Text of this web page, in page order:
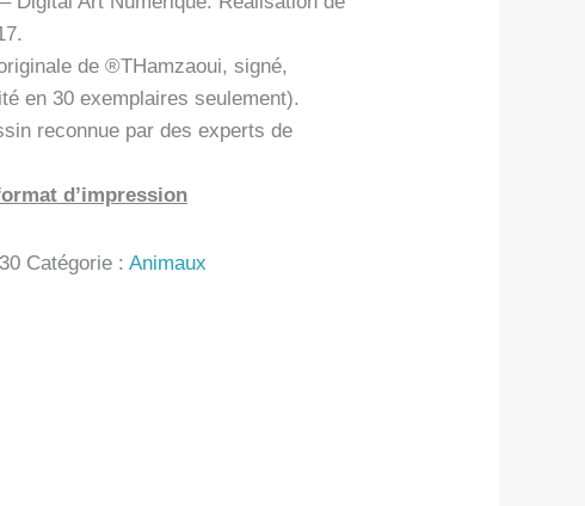
de ®THamzaoui, signé,
en 30 exemplaires seulement).
reconnue par des experts de
d’impression
Catégorie : Animaux